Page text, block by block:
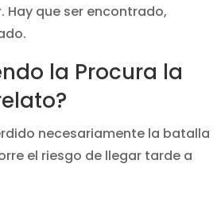
Hay que ser encontrado,
la Procura la
necesariamente la batalla
el riesgo de llegar tarde a